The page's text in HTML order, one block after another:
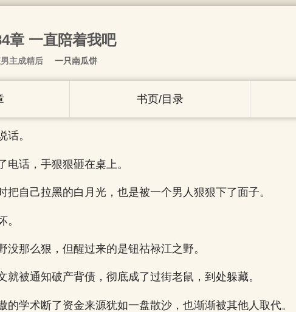
章 一直陪着我吧
主成精后 一只南瓜饼
书页/目录
话。
电话，手狠狠砸在桌上。
把自己拉黑的白月光，也是被一个男人狠狠下了面子。
。
没那么狠，但醒过来的是钮祜禄江之野。
就被通知破产背债，彻底成了过街老鼠，到处躲藏。
的学术断了资金来源犹如一盘散沙，也渐渐被其他人取代。